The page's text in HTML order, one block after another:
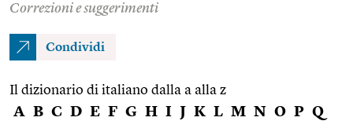
Correzioni e suggerimenti
Condividi
Il dizionario di italiano dalla a alla z
A B C D E F G H I J K L M N O P Q